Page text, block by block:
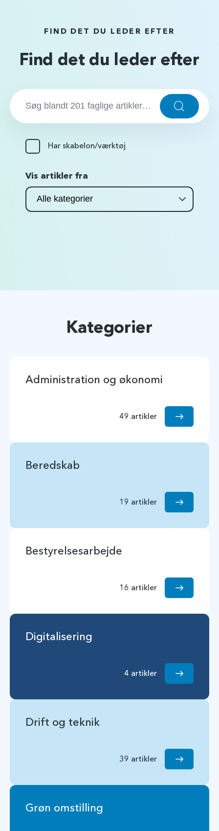
FIND DET DU LEDER EFTER
Find det du leder efter
S
g
S
g
Har skabelon/værktøj
Vis artikler fra
Kategorier
Administration og økonomi
49 artikler
Beredskab
19 artikler
Bestyrelsesarbejde
16 artikler
Digitalisering
4 artikler
Drift og teknik
39 artikler
Grøn omstilling